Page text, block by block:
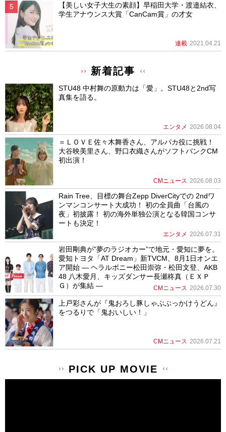
【美しい女子大生の素顔】早稲田大学・渡邉結衣、
学生アナウンス大賞「CanCam賞」の才女
連載 2021.04.21
新着記事
STU48 中村舞の原動力は「愛」。STU48と2nd写
真集を語る。
エンタメ 2026.08.04
＝ＬＯＶＥ佐々木舞香さん、アルパカ役に挑戦！
大谷映美里さん、野口衣織さんがソフトバンクCM
初出演！
CMニュース 2026.08.03
Rain Tree、目標の舞台Zepp DiverCityでの 2ndワ
ンマンコンサート大成功！ 初の全員曲「台風の
夜」初披露！ 初の海外単独公演となる韓国コンサ
ートも決定！
エンタメ 2026.07.31
岩田剛典が”夢のラジオカー”で地元・愛知に夢を。
愛知トヨタ「AT Dream」新TVCM、8月1日オンエ
ア開始 ― ヘラルボニー松田崇弥・松田文登、AKB
48 八木愛月、キッズダンサー長瀬柊真（ＥＸＰ
Ｇ）が集結 ―
CMニュース 2026.07.30
上戸彩さんが『鬼おろし豚しゃぶぶっかけうどん』
をつるりで「鬼おいしい！」
CMニュース 2026.07.21
PICK UP MOVIE